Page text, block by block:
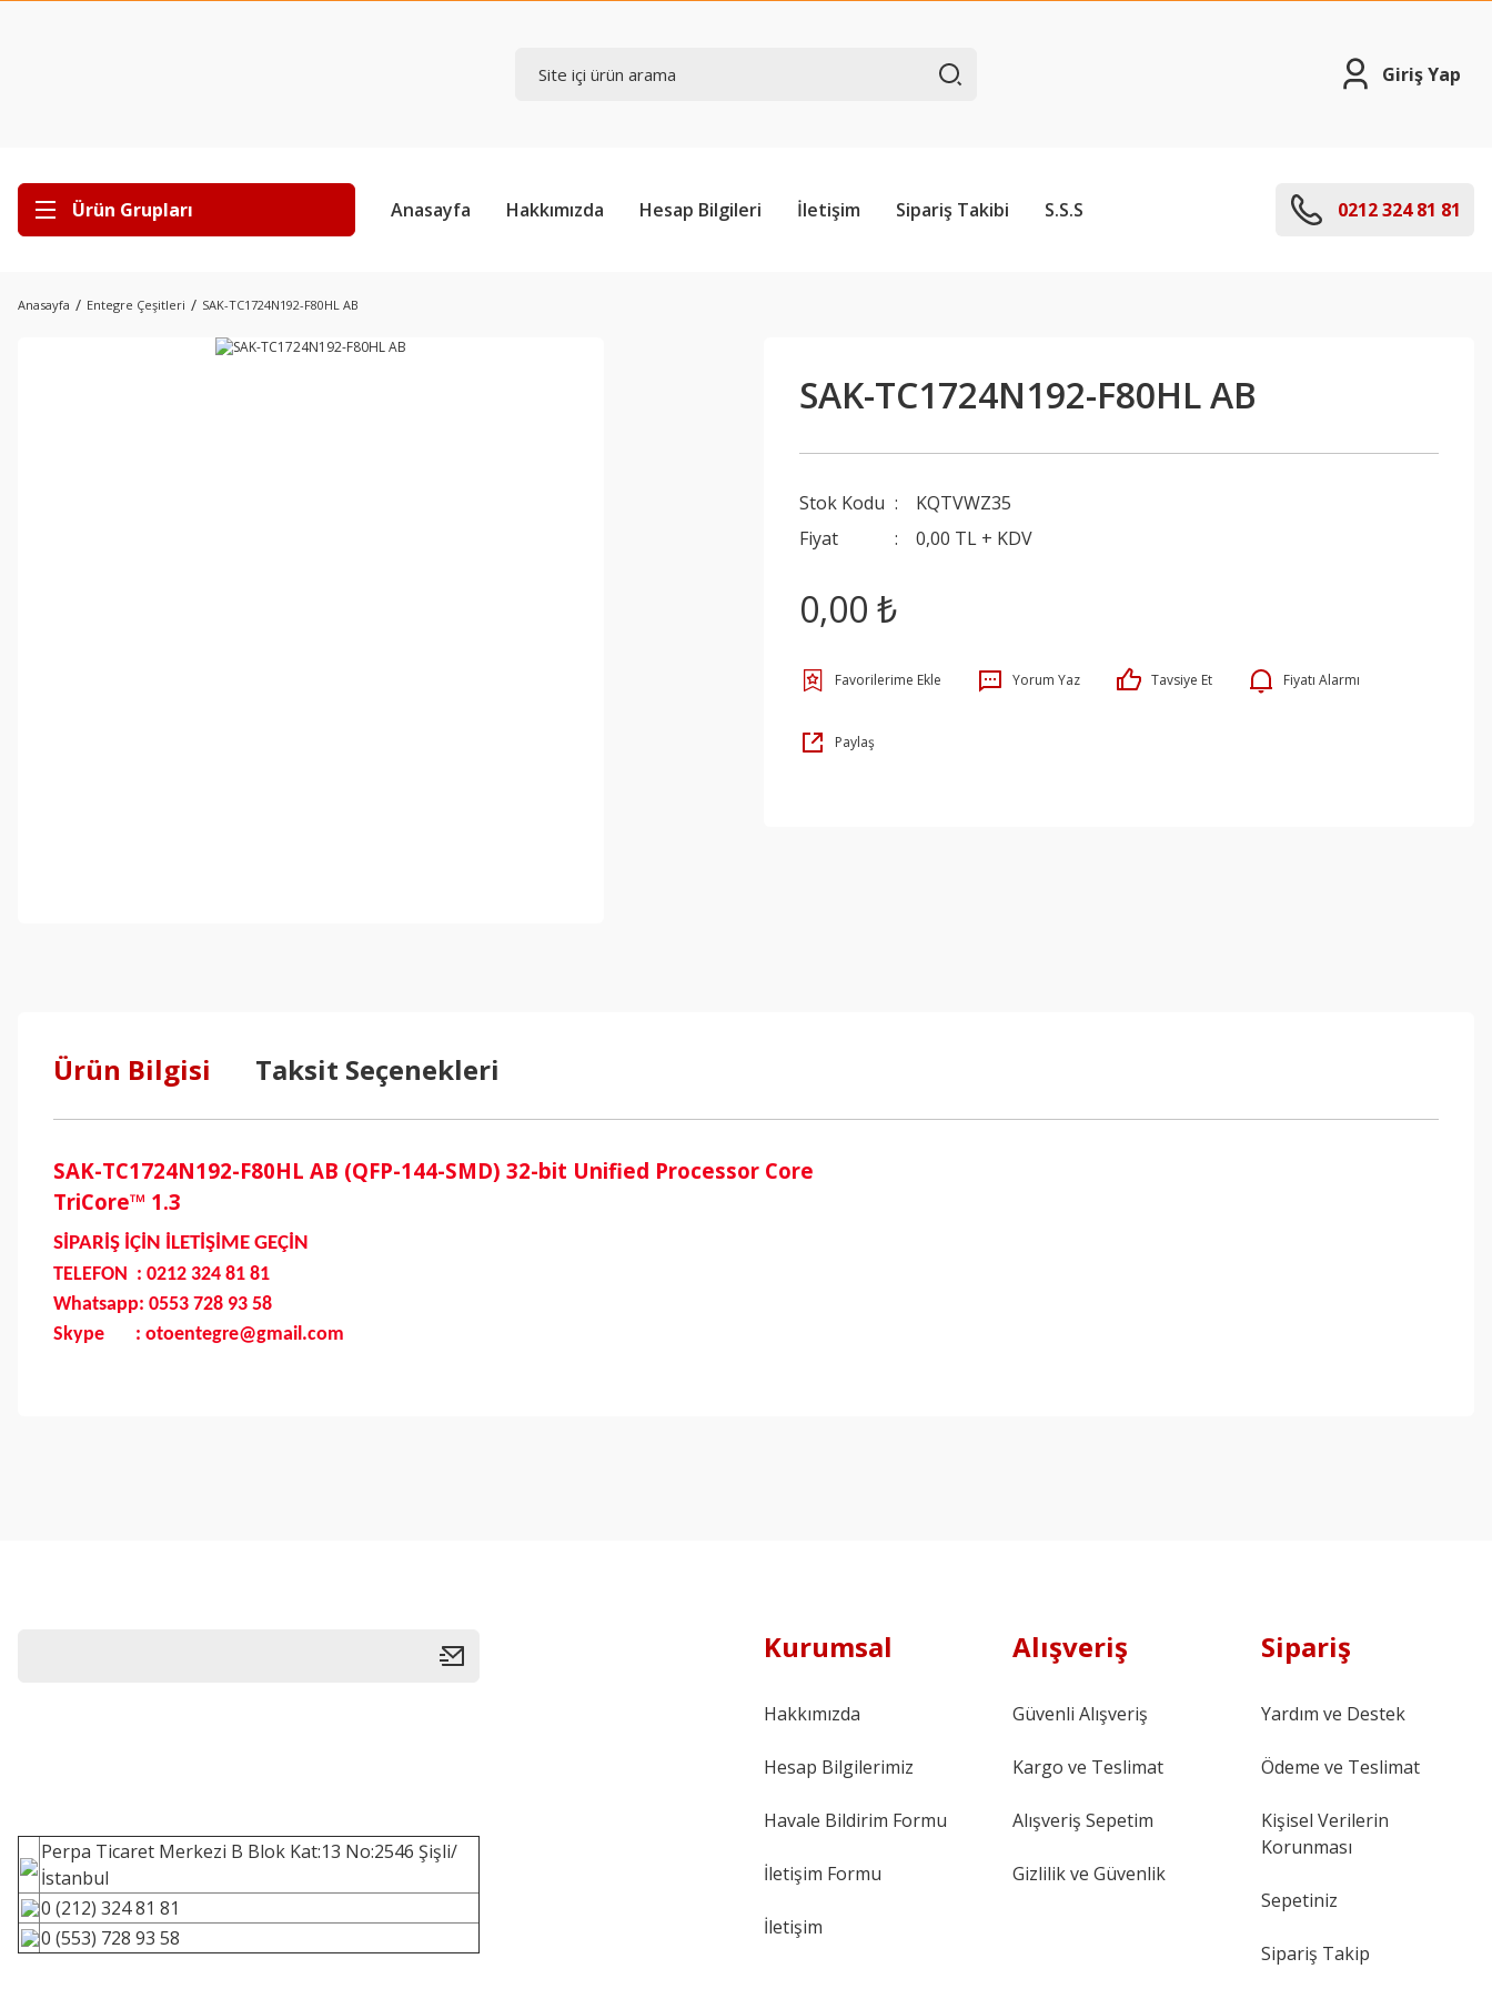
Giriş Yap
Ürün Grupları Anasayfa Hakkımızda Hesap Bilgileri İletişim Sipariş Takibi S.S.S 0212 324 81 81
Anasayfa Entegre Çeşitleri SAK-TC1724N192-F80HL AB
SAK-TC1724N192-F80HL AB
Stok Kodu
KQTVWZ35
Fiyat
0,00 TL + KDV
0,00 ₺
Yorum Yaz Tavsiye Et Fiyatı Alarmı
Paylaş
Ürün Bilgisi Taksit Seçenekleri
SAK-TC1724N192-F80HL AB (QFP-144-SMD) 32-bit Unified Processor Core
TriCore™ 1.3
SİPARİŞ İÇİN İLETİŞİME GEÇİN
TELEFON : 0212 324 81 81
Whatsapp: 0553 728 93 58
Skype : otoentegre@gmail.com
Perpa Ticaret Merkezi B Blok Kat:13 No:2546 Şişli/
İstanbul
0 (212) 324 81 81
0 (553) 728 93 58
Kurumsal
Hakkımızda
Hesap Bilgilerimiz
Havale Bildirim Formu
İletişim Formu
İletişim
Alışveriş
Güvenli Alışveriş
Kargo ve Teslimat
Alışveriş Sepetim
Gizlilik ve Güvenlik
Sipariş
Yardım ve Destek
Ödeme ve Teslimat
Kişisel Verilerin
Korunması
Sepetiniz
Sipariş Takip